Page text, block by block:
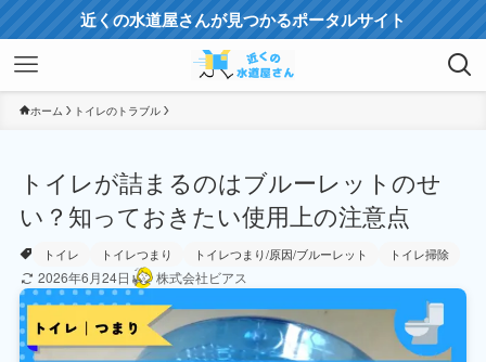
近くの水道屋さんが見つかるポータルサイト
ホーム トイレのトラブル
トイレが詰まるのはブルーレットのせ
い？知っておきたい使用上の注意点
トイレ トイレつまり トイレつまり/原因/ブルーレット トイレ掃除
2026年6月24日 株式会社ビアス